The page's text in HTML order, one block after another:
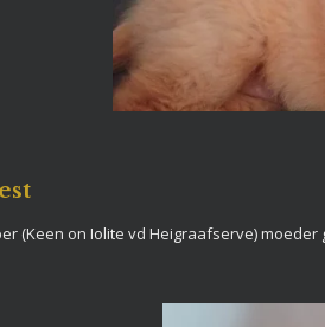
(Keen on Iolite vd Heigraafserve)